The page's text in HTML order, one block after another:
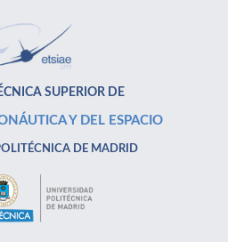
SUPERIOR DE
Y DEL ESPACIO
DE MADRID